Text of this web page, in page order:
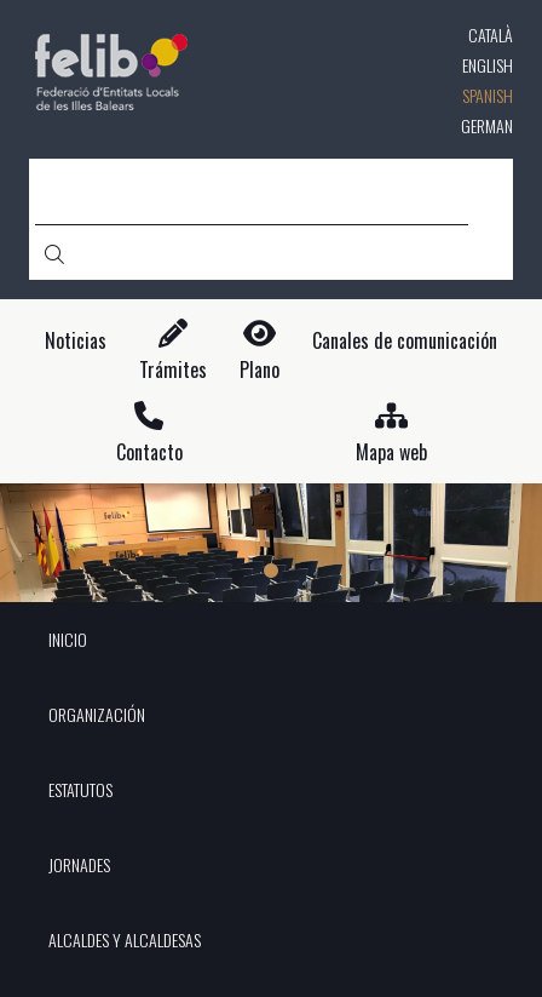
contenido
principal
CATALÀ
ENGLISH
SPANISH
GERMAN
Noticias
Trámites
Plano
Canales de comunicación
Contacto Mapa web
INICIO
ORGANIZACIÓN
ESTATUTOS
JORNADES
ALCALDES Y ALCALDESAS